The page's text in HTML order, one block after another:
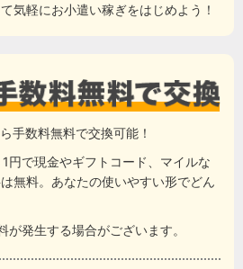
気軽にお小遣い稼ぎをはじめよう！
手数料無料で交換可能！
円で現金やギフトコード、マイルな
無料。あなたの使いやすい形でどん
発生する場合がございます。